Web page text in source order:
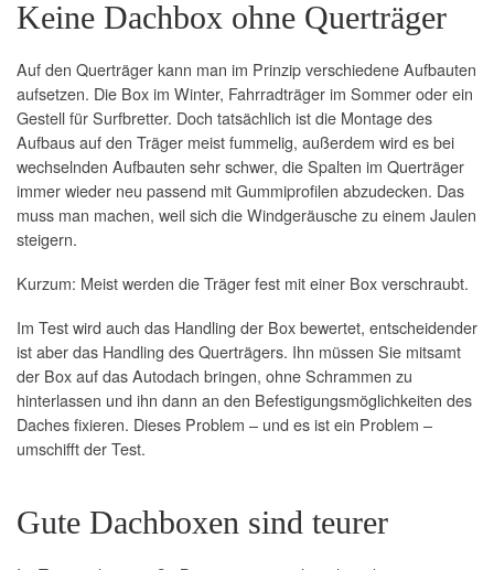
Keine Dachbox ohne Querträger
Auf den Querträger kann man im Prinzip verschiedene Aufbauten
aufsetzen. Die Box im Winter, Fahrradträger im Sommer oder ein
Gestell für Surfbretter. Doch tatsächlich ist die Montage des
Aufbaus auf den Träger meist fummelig, außerdem wird es bei
wechselnden Aufbauten sehr schwer, die Spalten im Querträger
immer wieder neu passend mit Gummiprofilen abzudecken. Das
muss man machen, weil sich die Windgeräusche zu einem Jaulen
steigern.
Kurzum: Meist werden die Träger fest mit einer Box verschraubt.
Im Test wird auch das Handling der Box bewertet, entscheidender
ist aber das Handling des Querträgers. Ihn müssen Sie mitsamt
der Box auf das Autodach bringen, ohne Schrammen zu
hinterlassen und ihn dann an den Befestigungsmöglichkeiten des
Daches fixieren. Dieses Problem – und es ist ein Problem –
umschifft der Test.
Gute Dachboxen sind teurer